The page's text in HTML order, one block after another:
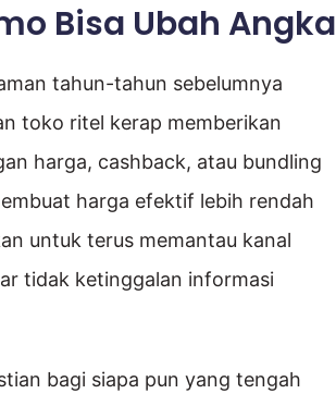
Bisa Ubah Angka
tahun-tahun sebelumnya
toko ritel kerap memberikan
harga, cashback, atau bundling
harga efektif lebih rendah
untuk terus memantau kanal
tidak ketinggalan informasi
bagi siapa pun yang tengah